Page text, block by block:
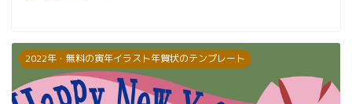
2022年・無料の寅年イラスト年賀状のテンプレート